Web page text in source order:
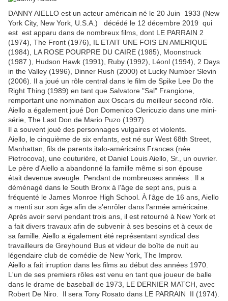
DANNY AIELLO est un acteur américain né le 20 Juin 1933 (New
York City, New York, U.S.A.) décédé le 12 décembre 2019 qui
est est apparu dans de nombreux films, dont LE PARRAIN 2
(1974), The Front (1976), IL ETAIT UNE FOIS EN AMERIQUE
(1984), LA ROSE POURPRE DU CAIRE (1985), Moonstruck
(1987 ), Hudson Hawk (1991), Ruby (1992), Léonl (1994), 2 Days
in the Valley (1996), Dinner Rush (2000) et Lucky Number Slevin
(2006).
Il a joué un rôle central dans le film de Spike Lee Do the
Right Thing (1989) en tant que Salvatore "Sal" Frangione,
remportant une nomination aux Oscars du meilleur second rôle.
Aiello a également joué Don Domenico Clericuzio dans une mini-
série, The Last Don de Mario Puzo (1997).
Il a souvent joué des personnages vulgaires et violents.
Aiello, le cinquième de six enfants, est né sur West 68th Street,
Manhattan, fils de parents italo-américains Frances (née
Pietrocova), une couturière, et Daniel Louis Aiello, Sr., un ouvrier.
Le père d'Aiello a abandonné la famille même si son épouse
était devenue aveugle. Pendant de nombreuses années
Il a
déménagé dans le South Bronx à l'âge de sept ans, puis a
fréquenté le James Monroe High School. À l'âge de 16 ans, Aiello
a menti sur son âge afin de s'enrôler dans l'armée américaine.
Après avoir servi pendant trois ans, il est retourné à New York et
a fait divers travaux afin de subvenir à ses besoins et à ceux de
sa famille. Aiello a également été représentant syndical des
travailleurs de Greyhound Bus et videur de boîte de nuit au
légendaire club de comédie de New York, The Improv.
Aiello a fait irruption dans les films au début des années 1970.
L'un de ses premiers rôles est venu en tant que joueur de balle
dans le drame de baseball de 1973, LE DERNIER MATCH , avec
Robert De Niro.
Il sera Tony Rosato dans LE PARRAIN II (1974)